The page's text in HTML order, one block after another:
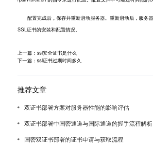
配置完成后，保存并重新启动服务器。重新启动后，服务
SSL证书的安装和配置情况。
上一篇：ssl安全证书是什么
下一篇：ssl证书过期时间多久
推荐文章
双证书部署方案对服务器性能的影响评估
双证书部署中国密通道与国际通道的握手流程解析
国密双证书部署的证书申请与获取流程